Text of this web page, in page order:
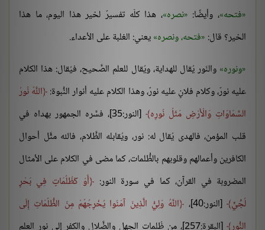
فتحه ، وأيضًا: نصره ، هذا كلّه تفسيرٌ لخير هذا اليوم، ما هذا
الخير؟ قال: فتحه، ونصره يعني: الغلبة على الأعداء.
ونوره والنّور يُقال للهداية، ويُقال للعلم الصَّحيح، فيُقال: هذا الكلام
عليه نورٌ، وكلام فلانٍ عليه نورٌ، وهذا الكلام عليه أنوار النُّبوة: اللَّهُ نُورُ
السَّمَاوَاتِ وَالْأَرْضِ مَثَلُ نُورِه
[النور:35]، فسَّره الجمهور بهداه في
قلب المؤمن، فالهدى يُقال له: نور، ويُقابله الظَّلام، فالله مثَّل أحوال
الكافرين وأعمالهم وقلوبهم بالظُّلمات، كما مضى في الكلام على الأمثال
المضروبة في القرآن، كما في سورة النور:
أَوْ كَظُلُمَاتٍ فِي بَحْرٍ
لُجِّيٍّ [النور:40]،
اللَّهُ وَلِيُّ الَّذِينَ آمَنُوا يُخْرِجُهُمْ مِنَ الظُّلُمَاتِ إِلَى
النُّورِ
[البقرة:257]، من ظُلمات الجهل والضَّلال والكفر إلى نور العلم